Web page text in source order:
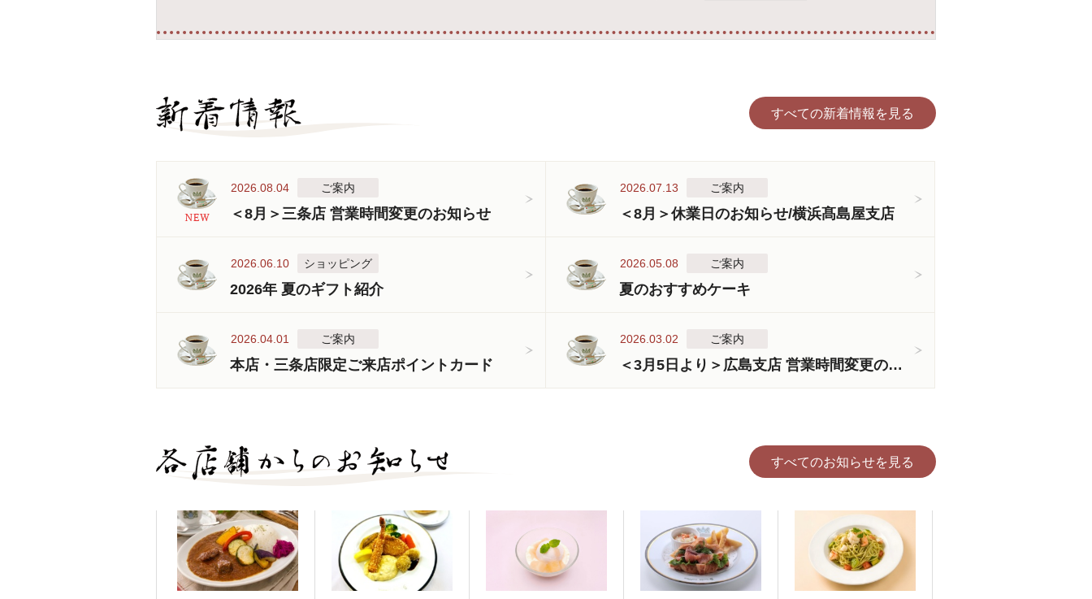
すべての新着情報を見る
2026.08.04 ご案内
＜8月＞三条店 営業時間変更のお知らせ
2026.07.13 ご案内
＜8月＞休業日のお知らせ/横浜髙島屋支店
2026.06.10 ショッピング
2026年 夏のギフト紹介
2026.05.08 ご案内
夏のおすすめケーキ
2026.04.01 ご案内
本店・三条店限定ご来店ポイントカード
2026.03.02 ご案内
＜3月5日より＞広島支店 営業時間変更のお知らせ
すべてのお知らせを見る